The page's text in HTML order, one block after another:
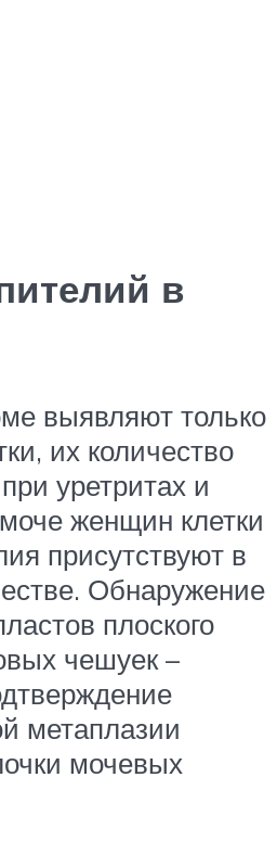
в
выявляют только
их количество
уретритах и
женщин клетки
присутствуют в
Обнаружение
плоского
чешуек –
метаплазии
мочевых